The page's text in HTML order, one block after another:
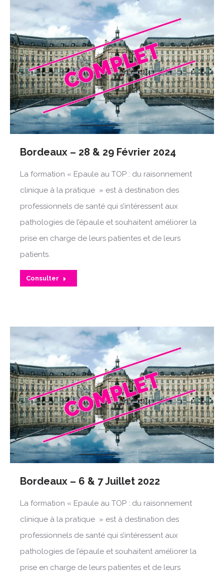
Bordeaux – 28 & 29 Février 2024
La formation « Epaule au TOP : du raisonnement
clinique à la pratique » est à destination des
professionnels de santé qui s’intéressent aux
pathologies de l’épaule et souhaitent améliorer la
prise en charge de leurs patientes et de leurs
patients.
Consulter
Bordeaux – 6 & 7 Juillet 2022
La formation « Epaule au TOP : du raisonnement
clinique à la pratique » est à destination des
professionnels de santé qui s’intéressent aux
pathologies de l’épaule et souhaitent améliorer la
prise en charge de leurs patientes et de leurs